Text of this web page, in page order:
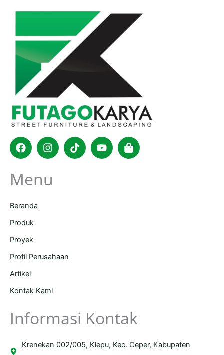
FacebookInstagram
TiktokYoutubeShopping-
bag
Menu
Beranda
Produk
Proyek
Profil Perusahaan
Artikel
Kontak Kami
Informasi Kontak
Krenekan 002/005, Klepu, Kec. Ceper, Kabupaten